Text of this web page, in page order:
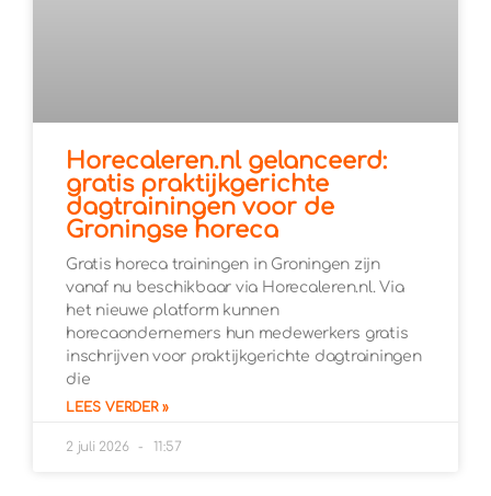
Horecaleren.nl gelanceerd:
gratis praktijkgerichte
dagtrainingen voor de
Groningse horeca
Gratis horeca trainingen in Groningen zijn
vanaf nu beschikbaar via Horecaleren.nl. Via
het nieuwe platform kunnen
horecaondernemers hun medewerkers gratis
inschrijven voor praktijkgerichte dagtrainingen
die
LEES VERDER »
2 juli 2026 11:57